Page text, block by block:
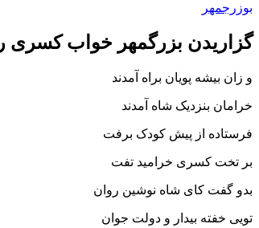
بوزرجمهر
گزاریدن بزرگمهر خواب کسرى را
و زان بیشه پویان براه آمدند
خرامان بنزدیک شاه آمدند
فرستاده از پیش کودک برفت
بر تخت کسرى خرامید تفت‏
بدو گفت کاى شاه نوشین روان
تویى خفته بیدار و دولت جوان‏